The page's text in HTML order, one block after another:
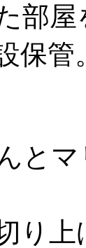
部
保管
と
り上